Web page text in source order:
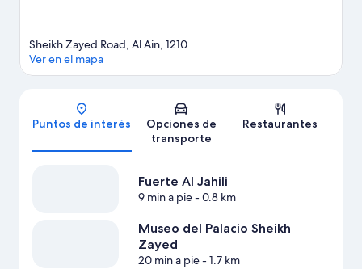
Mapa
Sheikh Zayed Road, Al Ain, 1210
Ver en el mapa
Puntos de interés
Opciones de
transporte
Restaurantes
Fuerte Al Jahili
9 min a pie- 0.8 km
Museo del Palacio Sheikh
Zayed
20 min a pie- 1.7 km